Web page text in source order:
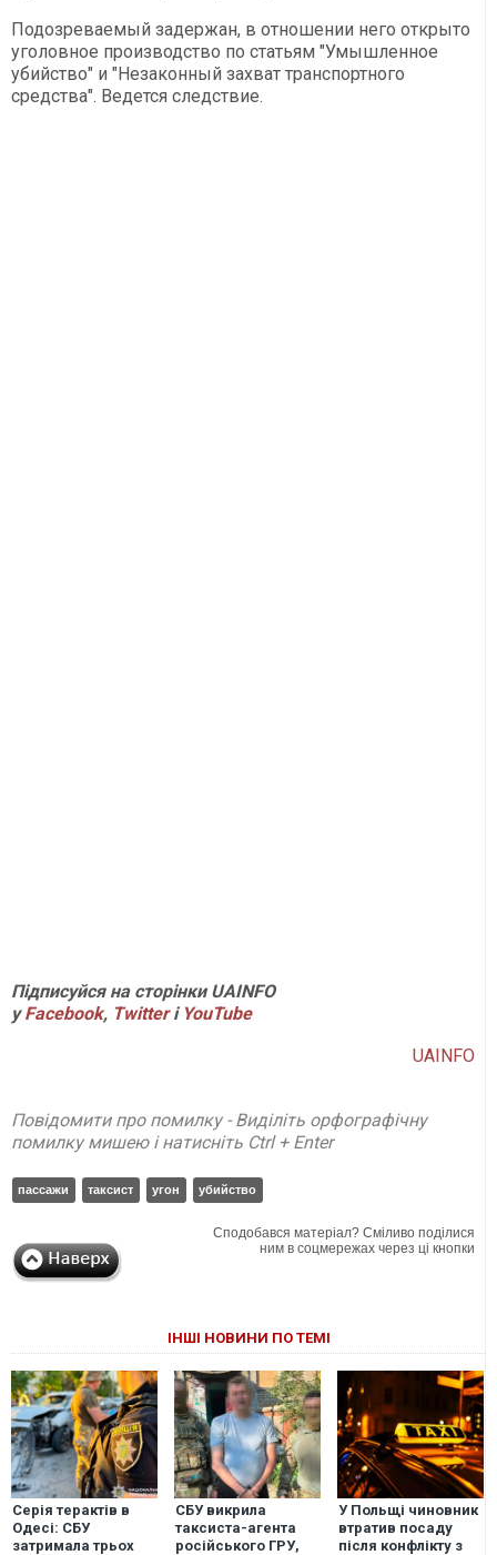
Подозреваемый задержан, в отношении него открыто
уголовное производство по статьям "Умышленное
убийство" и "Незаконный захват транспортного
средства". Ведется следствие.
Підписуйся на сторінки UAINFO
уFacebook, Twitterі YouTube
UAINFO
Повідомити про помилку - Виділіть орфографічну
помилку мишею і натисніть Ctrl + Enter
пассажи таксист угон убийство
Сподобався матеріал? Сміливо поділися
ним в соцмережах через ці кнопки
ІНШІ НОВИНИ ПО ТЕМІ
Серія терактів в
Одесі: СБУ
затримала трьох
СБУ викрила
таксиста-агента
російського ГРУ,
У Польщі чиновник
втратив посаду
після конфлікту з